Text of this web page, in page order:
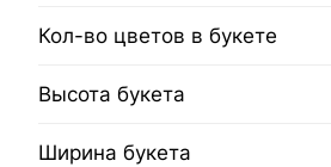
Кол-во цветов в букете
Высота букета
Ширина букета